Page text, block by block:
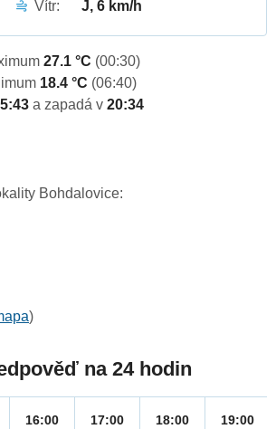
Vítr:
J, 6 km/h
27.1 °C (00:30)
18.4 °C (06:40)
a zapadá v 20:34
Bohdalovice:
)
na 24 hodin
16:00 17:00 18:00 19:00